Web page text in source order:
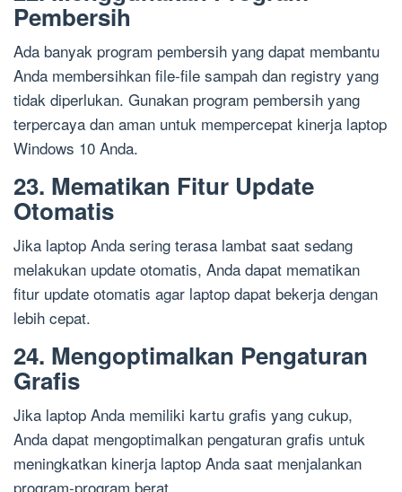
Pembersih
Ada banyak program pembersih yang dapat membantu
Anda membersihkan file-file sampah dan registry yang
tidak diperlukan. Gunakan program pembersih yang
terpercaya dan aman untuk mempercepat kinerja laptop
Windows 10 Anda.
23. Mematikan Fitur Update
Otomatis
Jika laptop Anda sering terasa lambat saat sedang
melakukan update otomatis, Anda dapat mematikan
fitur update otomatis agar laptop dapat bekerja dengan
lebih cepat.
24. Mengoptimalkan Pengaturan
Grafis
Jika laptop Anda memiliki kartu grafis yang cukup,
Anda dapat mengoptimalkan pengaturan grafis untuk
meningkatkan kinerja laptop Anda saat menjalankan
program-program berat.